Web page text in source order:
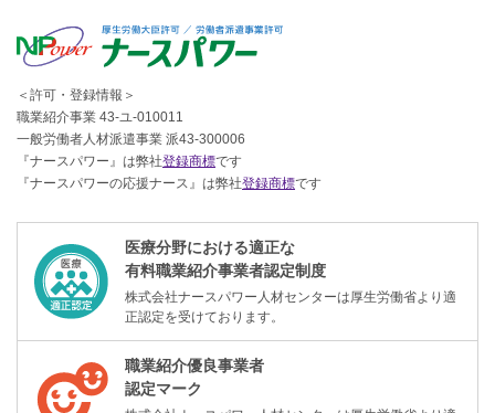
＜許可・登録情報＞
職業紹介事業 43-ユ-010011
一般労働者人材派遣事業 派43-300006
『ナースパワー』は弊社登録商標です
『ナースパワーの応援ナース』は弊社登録商標です
医療分野における適正な
有料職業紹介事業者認定制度
株式会社ナースパワー人材センターは厚生労働省より適
正認定を受けております。
職業紹介優良事業者
認定マーク